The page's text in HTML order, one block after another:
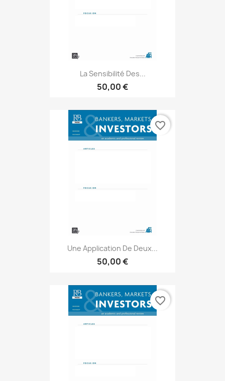
La Sensibilité Des...
50,00 €
Une Application De Deux...
50,00 €
favorite_border
favorite_border